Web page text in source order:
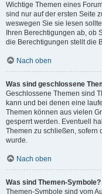
Wichtige Themen eines
sind nur auf der ersten Seite
weswegen Sie sie lesen
Ihren Berechtigungen ab, ob
die Berechtigungen stellt die
Nach oben
Was sind geschlossene
Geschlossene Themen sind
kann und bei denen eine
Themen können aus vielen
gesperrt werden. Eventuell
Themen zu schließen, sofern
wurde.
Nach oben
Was sind Themen-Symbole?
Themen-Symbole sind vom